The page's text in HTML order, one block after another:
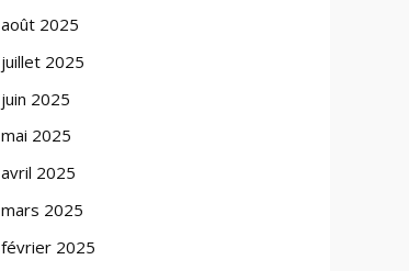
août 2025
juillet 2025
juin 2025
mai 2025
avril 2025
mars 2025
février 2025